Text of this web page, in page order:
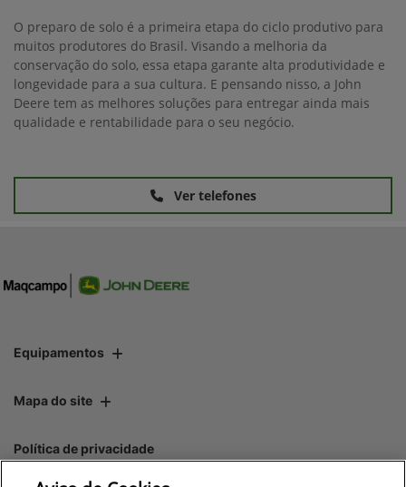
O preparo de solo é a primeira etapa do ciclo produtivo para
muitos produtores do Brasil. Visando a melhoria da
conservação do solo, essa etapa garante alta produtividade e
longevidade para a sua cultura. E pensando nisso, a John
Deere tem as melhores soluções para entregar ainda mais
qualidade e rentabilidade para o seu negócio.
Ver telefones
Equipamentos
Mapa do site
Política de privacidade